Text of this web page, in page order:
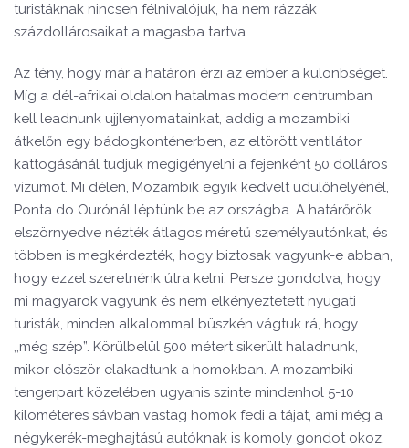
turistáknak nincsen félnivalójuk, ha nem rázzák
százdollárosaikat a magasba tartva.
Az tény, hogy már a határon érzi az ember a különbséget.
Míg a dél-afrikai oldalon hatalmas modern centrumban
kell leadnunk ujjlenyomatainkat, addig a mozambiki
átkelőn egy bádogkonténerben, az eltörött ventilátor
kattogásánál tudjuk megigényelni a fejenként 50 dolláros
vízumot. Mi délen, Mozambik egyik kedvelt üdülőhelyénél,
Ponta do Ourónál léptünk be az országba. A határőrök
elszörnyedve nézték átlagos méretű személyautónkat, és
többen is megkérdezték, hogy biztosak vagyunk-e abban,
hogy ezzel szeretnénk útra kelni. Persze gondolva, hogy
mi magyarok vagyunk és nem elkényeztetett nyugati
turisták, minden alkalommal büszkén vágtuk rá, hogy
,,még szép”. Körülbelül 500 métert sikerült haladnunk,
mikor először elakadtunk a homokban. A mozambiki
tengerpart közelében ugyanis szinte mindenhol 5-10
kilométeres sávban vastag homok fedi a tájat, ami még a
négykerék-meghajtású autóknak is komoly gondot okoz.